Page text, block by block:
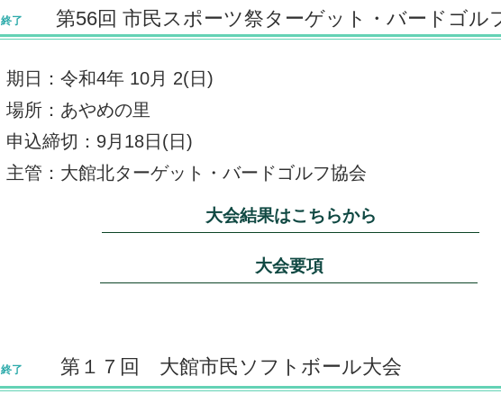
終了 第56回 市民スポーツ祭ターゲット・バードゴル
期日：令和4年 10月 2(日)
場所：あやめの里
申込締切：9月18日(日)
主管：大館北ターゲット・バードゴルフ協会
大会結果はこちらから
大会要項
終了 第１７回 大館市民ソフトボール大会